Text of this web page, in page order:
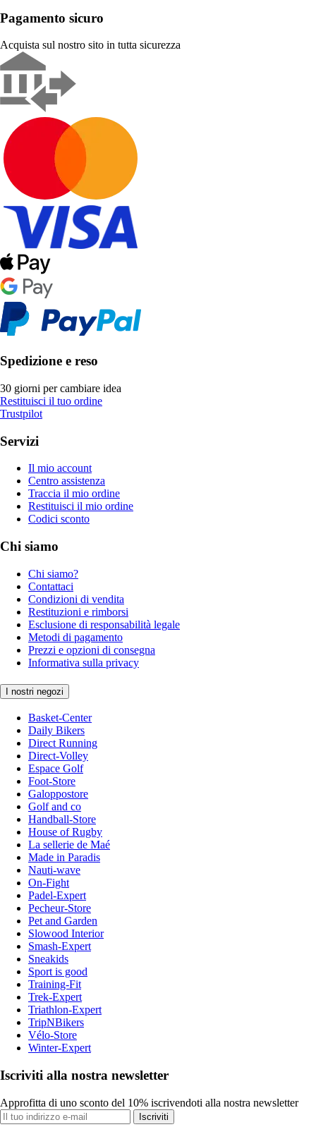
Pagamento sicuro
Acquista sul nostro sito in tutta sicurezza
Spedizione e reso
30 giorni per cambiare idea
Restituisci il tuo ordine
Trustpilot
Servizi
Il mio account
Centro assistenza
Traccia il mio ordine
Restituisci il mio ordine
Codici sconto
Chi siamo
Chi siamo?
Contattaci
Condizioni di vendita
Restituzioni e rimborsi
Esclusione di responsabilità legale
Metodi di pagamento
Prezzi e opzioni di consegna
Informativa sulla privacy
I nostri negozi
Basket-Center
Daily Bikers
Direct Running
Direct-Volley
Espace Golf
Foot-Store
Galoppostore
Golf and co
Handball-Store
House of Rugby
La sellerie de Maé
Made in Paradis
Nauti-wave
On-Fight
Padel-Expert
Pecheur-Store
Pet and Garden
Slowood Interior
Smash-Expert
Sneakids
Sport is good
Training-Fit
Trek-Expert
Triathlon-Expert
TripNBikers
Vélo-Store
Winter-Expert
Iscriviti alla nostra newsletter
Approfitta di uno sconto del 10% iscrivendoti alla nostra newsletter
Iscriviti